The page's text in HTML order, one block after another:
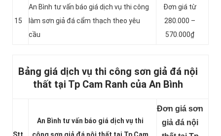
15
An Bình tư vấn báo giá dịch vụ thi công
làm sơn giả đá cẩm thạch theo yêu
cầu
Đơn giá từ
280.000 –
570.000₫
Bảng giá dịch vụ thi công sơn giả đá nội
thất tại Tp Cam Ranh của An Bình
An Bình tư vấn báo giá dịch vụ thi
Đơn giá sơn
giả đá nội